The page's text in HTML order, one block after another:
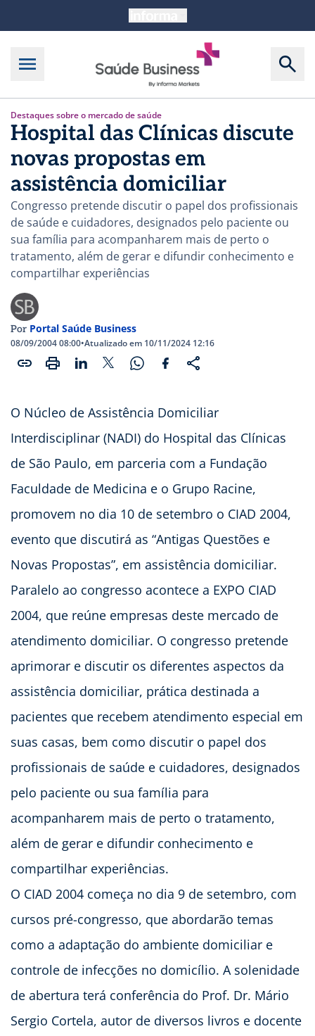
Destaques sobre o mercado de saúde
Hospital das Clínicas discute
novas propostas em
assistência domiciliar
Congresso pretende discutir o papel dos profissionais
de saúde e cuidadores, designados pelo paciente ou
sua família para acompanharem mais de perto o
tratamento, além de gerar e difundir conhecimento e
compartilhar experiências
Por Portal Saúde Business
08/09/2004 08:00•Atualizado em 10/11/2024 12:16
O Núcleo de Assistência Domiciliar
Interdisciplinar (NADI) do Hospital das Clínicas
de São Paulo, em parceria com a Fundação
Faculdade de Medicina e o Grupo Racine,
promovem no dia 10 de setembro o CIAD 2004,
evento que discutirá as “Antigas Questões e
Novas Propostas”, em assistência domiciliar.
Paralelo ao congresso acontece a EXPO CIAD
2004, que reúne empresas deste mercado de
atendimento domiciliar. O congresso pretende
aprimorar e discutir os diferentes aspectos da
assistência domiciliar, prática destinada a
pacientes que recebem atendimento especial em
suas casas, bem como discutir o papel dos
profissionais de saúde e cuidadores, designados
pelo paciente ou sua família para
acompanharem mais de perto o tratamento,
além de gerar e difundir conhecimento e
compartilhar experiências.
O CIAD 2004 começa no dia 9 de setembro, com
cursos pré-congresso, que abordarão temas
como a adaptação do ambiente domiciliar e
controle de infecções no domicílio. A solenidade
de abertura terá conferência do Prof. Dr. Mário
Sergio Cortela, autor de diversos livros e docente